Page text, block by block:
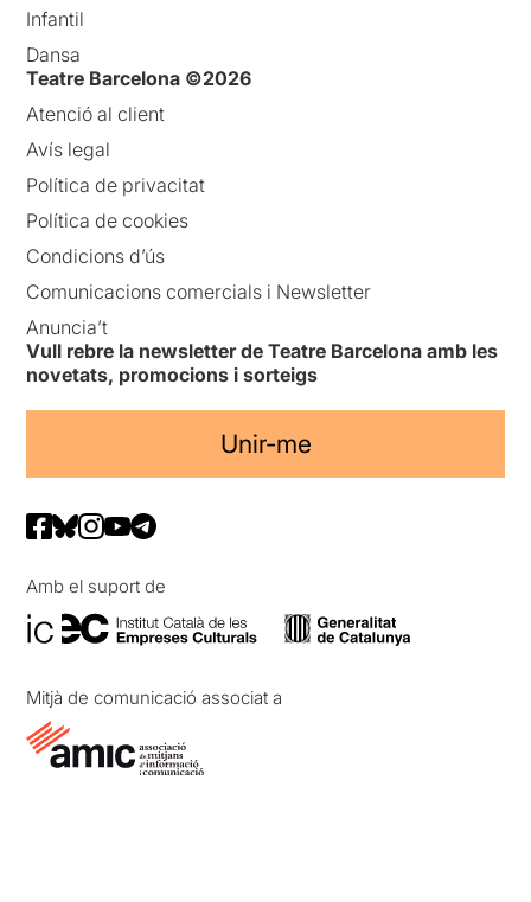
Infantil
Dansa
Teatre Barcelona ©2026
Atenció al client
Avís legal
Política de privacitat
Política de cookies
Condicions d’ús
Comunicacions comercials i Newsletter
Anuncia’t
Vull rebre la newsletter de Teatre Barcelona amb les
novetats, promocions i sorteigs
Unir-me
Amb el suport de
Mitjà de comunicació associat a